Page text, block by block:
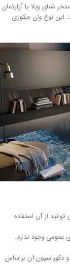
ویلا یا آپارتمان
نوع وان جکوزی
از آن استفاده
وجود ندارد.
دکوراسیون آن براساس